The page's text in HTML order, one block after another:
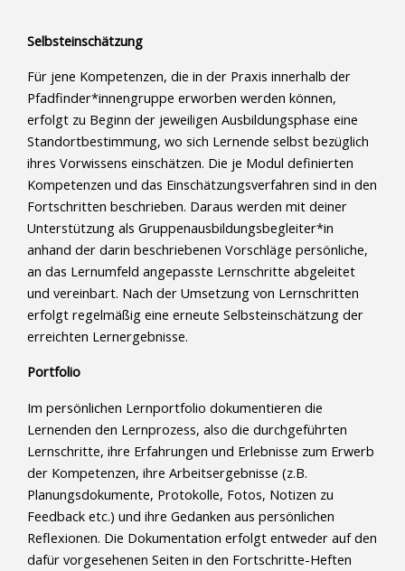
Selbsteinschätzung
Für jene Kompetenzen, die in der Praxis innerhalb der
Pfadfinder*innengruppe erworben werden können,
erfolgt zu Beginn der jeweiligen Ausbildungsphase eine
Standortbestimmung, wo sich Lernende selbst bezüglich
ihres Vorwissens einschätzen. Die je Modul definierten
Kompetenzen und das Einschätzungsverfahren sind in den
Fortschritten beschrieben. Daraus werden mit deiner
Unterstützung als Gruppenausbildungsbegleiter*in
anhand der darin beschriebenen Vorschläge persönliche,
an das Lernumfeld angepasste Lernschritte abgeleitet
und vereinbart. Nach der Umsetzung von Lernschritten
erfolgt regelmäßig eine erneute Selbsteinschätzung der
erreichten Lernergebnisse.
Portfolio
Im persönlichen Lernportfolio dokumentieren die
Lernenden den Lernprozess, also die durchgeführten
Lernschritte, ihre Erfahrungen und Erlebnisse zum Erwerb
der Kompetenzen, ihre Arbeitsergebnisse (z.B.
Planungsdokumente, Protokolle, Fotos, Notizen zu
Feedback etc.) und ihre Gedanken aus persönlichen
Reflexionen. Die Dokumentation erfolgt entweder auf den
dafür vorgesehenen Seiten in den Fortschritte-Heften